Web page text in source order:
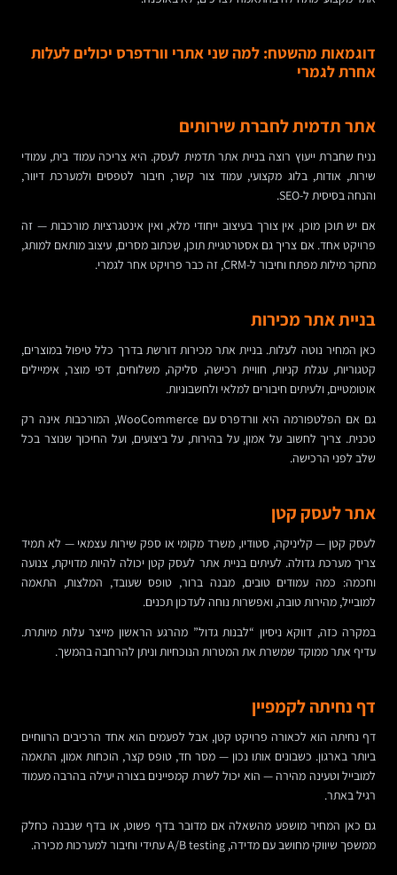
דוגמאות מהשטח: למה שני אתרי וורדפרס יכולים לעלות
אחרת לגמרי
אתר תדמית לחברת שירותים
נניח שחברת ייעוץ רוצה בניית אתר תדמית לעסק. היא צריכה עמוד בית, עמודי
שירות, אודות, בלוג מקצועי, עמוד צור קשר, חיבור לטפסים ולמערכת דיוור,
והנחה בסיסית ל-SEO.
אם יש תוכן מוכן, אין צורך בעיצוב ייחודי מלא, ואין אינטגרציות מורכבות — זה
פרויקט אחד. אם צריך גם אסטרטגיית תוכן, שכתוב מסרים, עיצוב מותאם למותג,
מחקר מילות מפתח וחיבור ל-CRM, זה כבר פרויקט אחר לגמרי.
בניית אתר מכירות
כאן המחיר נוטה לעלות. בניית אתר מכירות דורשת בדרך כלל טיפול במוצרים,
קטגוריות, עגלת קניות, חוויית רכישה, סליקה, משלוחים, דפי מוצר, אימיילים
אוטומטיים, ולעיתים חיבורים למלאי ולחשבוניות.
גם אם הפלטפורמה היא וורדפרס עם WooCommerce, המורכבות אינה רק
טכנית. צריך לחשוב על אמון, על בהירות, על ביצועים, ועל החיכוך שנוצר בכל
שלב לפני הרכישה.
אתר לעסק קטן
לעסק קטן — קליניקה, סטודיו, משרד מקומי או ספק שירות עצמאי — לא תמיד
צריך מערכת גדולה. לעיתים בניית אתר לעסק קטן יכולה להיות מדויקת, צנועה
וחכמה: כמה עמודים טובים, מבנה ברור, טופס שעובד, המלצות, התאמה
למובייל, מהירות טובה, ואפשרות נוחה לעדכון תכנים.
במקרה כזה, דווקא ניסיון “לבנות גדול” מהרגע הראשון מייצר עלות מיותרת.
עדיף אתר ממוקד שמשרת את המטרות הנוכחיות וניתן להרחבה בהמשך.
דף נחיתה לקמפיין
דף נחיתה הוא לכאורה פרויקט קטן, אבל לפעמים הוא אחד הרכיבים הרווחיים
ביותר בארגון. כשבונים אותו נכון — מסר חד, טופס קצר, הוכחות אמון, התאמה
למובייל וטעינה מהירה — הוא יכול לשרת קמפיינים בצורה יעילה בהרבה מעמוד
רגיל באתר.
גם כאן המחיר מושפע מהשאלה אם מדובר בדף פשוט, או בדף שנבנה כחלק
ממשפך שיווקי מחושב עם מדידה, A/B testing עתידי וחיבור למערכות מכירה.